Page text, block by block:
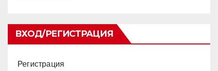
ВХОД/РЕГИСТРАЦИЯ
Регистрация